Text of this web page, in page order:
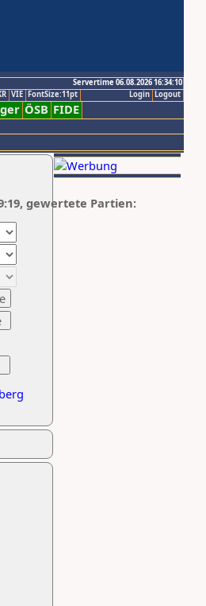
Servertime 06.08.2026 16:34:10
Logout
Login
VIE FontSize:11pt
ÖSB FIDE
gewertete Partien: